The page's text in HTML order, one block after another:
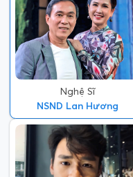
Nghệ Sĩ
NSND Lan Hương